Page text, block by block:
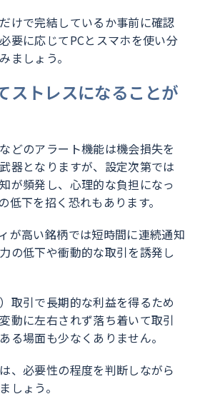
けで完結しているか事前に確認
要に応じてPCとスマホを使い分
ましょう。
ストレスになることが
どのアラート機能は機会損失を
器となりますが、設定次第では
が頻発し、心理的な負担になっ
低下を招く恐れもあります。
が高い銘柄では短時間に連続通知
の低下や衝動的な取引を誘発し
取引で長期的な利益を得るため
動に左右されず落ち着いて取引
る場面も少なくありません。
、必要性の程度を判断しながら
しょう。